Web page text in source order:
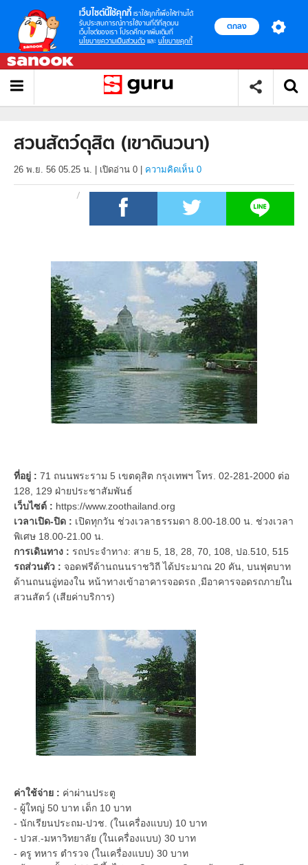
เว็บไซต์นี้ใช้คุกกี้ เราใช้คุกกี้เพื่อให้ท่านได้
รับประสบการณ์การใช้งานที่ดีที่สุดบน
เว็บไซต์ของเรา โปรดศึกษาเพิ่มเติมที่
นโยบายความเป็นส่วนตัว และ นโยบายคุกกี้
ตกลง
สวนสัตว์ดุสิต (เขาดินวนา)
26 พ.ย. 56 05.25 น. เปิดอ่าน 0 ความคิดเห็น 0
ที่อยู่ : 71 ถนนพระราม 5 เขตดุสิต กรุงเทพฯ โทร. 02-281-2000 ต่อ
128, 129 ฝ่ายประชาสัมพันธ์
เว็บไซต์ : https://www.zoothailand.org
เวลาเปิด-ปิด : เปิดทุกวัน ช่วงเวลาธรรมดา 8.00-18.00 น. ช่วงเวลา
พิเศษ 18.00-21.00 น.
การเดินทาง : รถประจำทาง: สาย 5, 18, 28, 70, 108, ปอ.510, 515
รถส่วนตัว : จอดฟรีด้านถนนราชวิถี ได้ประมาณ 20 คัน, บนฟุตบาท
ด้านถนนอู่ทองใน หน้าทางเข้าอาคารจอดรถ ,มีอาคารจอดรถภายใน
สวนสัตว์ (เสียค่าบริการ)
ค่าใช้จ่าย : ค่าผ่านประตู
- ผู้ใหญ่ 50 บาท เด็ก 10 บาท
- นักเรียนประถม-ปวช. (ในเครื่องแบบ) 10 บาท
- ปวส.-มหาวิทยาลัย (ในเครื่องแบบ) 30 บาท
- ครู ทหาร ตำรวจ (ในเครื่องแบบ) 30 บาท